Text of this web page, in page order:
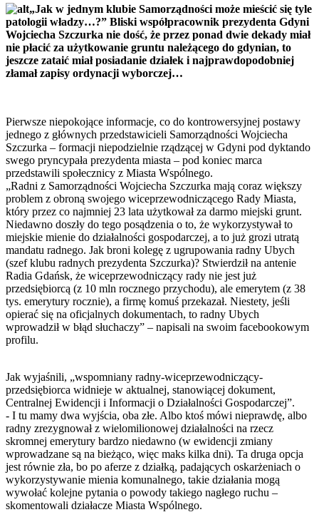
„Jak w jednym klubie Samorządności może mieścić się tyle
patologii władzy…?” Bliski współpracownik prezydenta Gdyni
Wojciecha Szczurka nie dość, że przez ponad dwie dekady miał
nie płacić za użytkowanie gruntu należącego do gdynian, to
jeszcze zataić miał posiadanie działek i najprawdopodobniej
złamał zapisy ordynacji wyborczej…
Pierwsze niepokojące informacje, co do kontrowersyjnej postawy
jednego z głównych przedstawicieli Samorządności Wojciecha
Szczurka – formacji niepodzielnie rządzącej w Gdyni pod dyktando
swego pryncypała prezydenta miasta – pod koniec marca
przedstawili społecznicy z Miasta Wspólnego.
„Radni z Samorządności Wojciecha Szczurka mają coraz większy
problem z obroną swojego wiceprzewodniczącego Rady Miasta,
który przez co najmniej 23 lata użytkował za darmo miejski grunt.
Niedawno doszły do tego posądzenia o to, że wykorzystywał to
miejskie mienie do działalności gospodarczej, a to już grozi utratą
mandatu radnego. Jak broni kolegę z ugrupowania radny Ubych
(szef klubu radnych prezydenta Szczurka)? Stwierdził na antenie
Radia Gdańsk, że wiceprzewodniczący rady nie jest już
przedsiębiorcą (z 10 mln rocznego przychodu), ale emerytem (z 38
tys. emerytury rocznie), a firmę komuś przekazał. Niestety, jeśli
opierać się na oficjalnych dokumentach, to radny Ubych
wprowadził w błąd słuchaczy” – napisali na swoim facebookowym
profilu.
Jak wyjaśnili, „wspomniany radny-wiceprzewodniczący-
przedsiębiorca widnieje w aktualnej, stanowiącej dokument,
Centralnej Ewidencji i Informacji o Działalności Gospodarczej”.
- I tu mamy dwa wyjścia, oba złe. Albo ktoś mówi nieprawdę, albo
radny zrezygnował z wielomilionowej działalności na rzecz
skromnej emerytury bardzo niedawno (w ewidencji zmiany
wprowadzane są na bieżąco, więc maks kilka dni). Ta druga opcja
jest równie zła, bo po aferze z działką, padających oskarżeniach o
wykorzystywanie mienia komunalnego, takie działania mogą
wywołać kolejne pytania o powody takiego nagłego ruchu –
skomentowali działacze Miasta Wspólnego.